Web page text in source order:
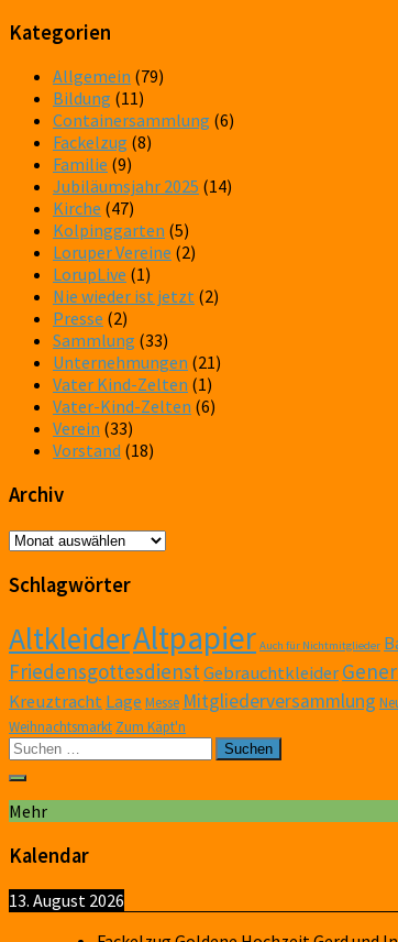
Kategorien
Allgemein (79)
Bildung (11)
Containersammlung (6)
Fackelzug (8)
Familie (9)
Jubiläumsjahr 2025 (14)
Kirche (47)
Kolpinggarten (5)
Loruper Vereine (2)
LorupLive (1)
Nie wieder ist jetzt (2)
Presse (2)
Sammlung (33)
Unternehmungen (21)
Vater Kind-Zelten (1)
Vater-Kind-Zelten (6)
Verein (33)
Vorstand (18)
Archiv
Archiv
Schlagwörter
AltkleiderAltpapier Auch für Nichtmitglieder
FriedensgottesdienstGebrauchtkleider
Kreuztracht Lage Messe Mitgliederversammlung
Weihnachtsmarkt Zum Käpt'n
Suchen
Mehr
Kalendar
13. August 2026